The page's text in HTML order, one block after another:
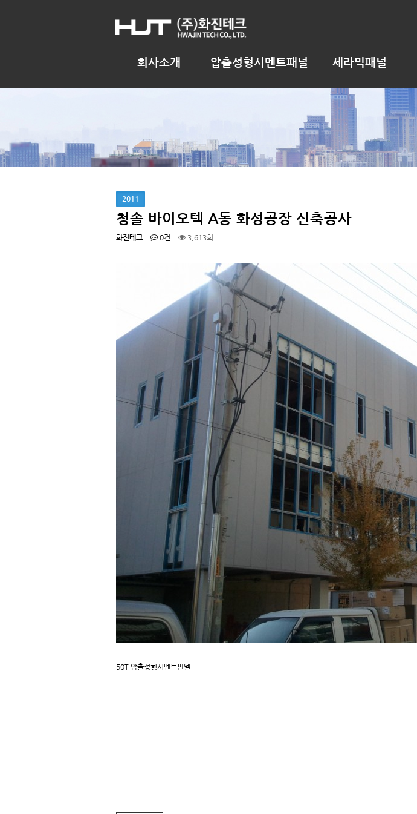
회사소개 압출성형시멘트패널 세라믹패널
2011
청솔 바이오텍 A동 화성공장 신축공사
화진테크 0건 3,613회
50T 압출성형시멘트판넬